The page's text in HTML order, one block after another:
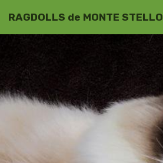
RAGDOLLS de MONTE STELLO